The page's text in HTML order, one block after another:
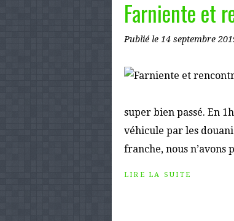
Farniente et
Publié le 14 septembre
super bien passé. En
véhicule par les
franche, nous n’avons
LIRE LA SUITE